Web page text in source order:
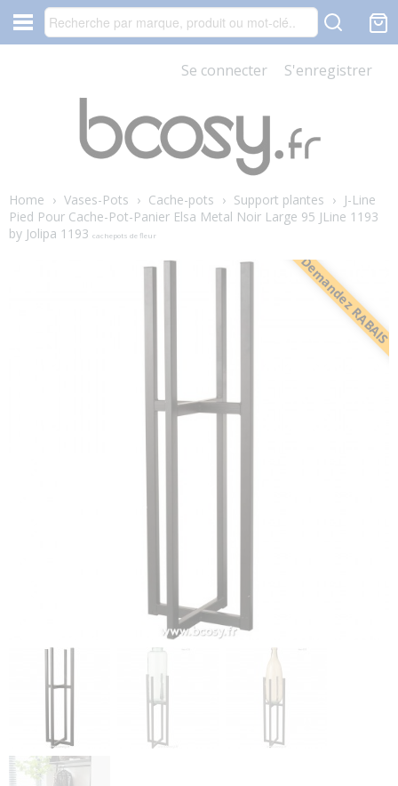
Se connecter S'enregistrer
Home › Vases-Pots › Cache-pots › Support plantes › J-Line
Pied Pour Cache-Pot-Panier Elsa Metal Noir Large 95 JLine 1193
by Jolipa 1193 cachepots de fleur
Demandez RABAIS